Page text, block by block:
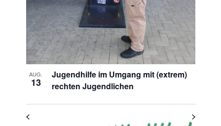
AUG.
13
Jugendhilfe im Umgang mit (extrem)
rechten Jugendlichen